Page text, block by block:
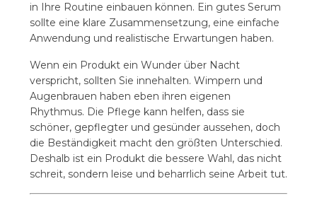
in Ihre Routine einbauen können. Ein gutes Serum
sollte eine klare Zusammensetzung, eine einfache
Anwendung und realistische Erwartungen haben.
Wenn ein Produkt ein Wunder über Nacht
verspricht, sollten Sie innehalten. Wimpern und
Augenbrauen haben eben ihren eigenen
Rhythmus. Die Pflege kann helfen, dass sie
schöner, gepflegter und gesünder aussehen, doch
die Beständigkeit macht den größten Unterschied.
Deshalb ist ein Produkt die bessere Wahl, das nicht
schreit, sondern leise und beharrlich seine Arbeit tut.